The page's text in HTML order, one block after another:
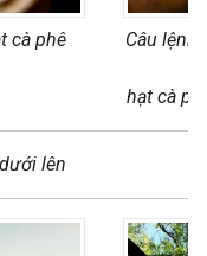
cà phê Câu
hạt cà
lên